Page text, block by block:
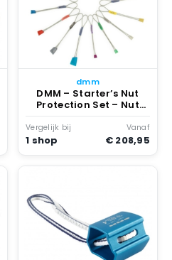
dmm
DMM – Starter’s Nut
Protection Set – Nut
Multicolor
Vergelijk bij
1 shop
Vanaf
€ 208,95